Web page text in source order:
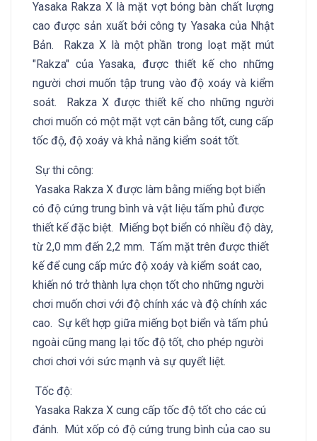
Yasaka Rakza X là mặt vợt bóng bàn chất lượng
cao được sản xuất bởi công ty Yasaka của Nhật
Bản. Rakza X là một phần trong loạt mặt mút
"Rakza" của Yasaka, được thiết kế cho những
người chơi muốn tập trung vào độ xoáy và kiểm
soát. Rakza X được thiết kế cho những người
chơi muốn có một mặt vợt cân bằng tốt, cung cấp
tốc độ, độ xoáy và khả năng kiểm soát tốt.
Sự thi công:
Yasaka Rakza X được làm bằng miếng bọt biển
có độ cứng trung bình và vật liệu tấm phủ được
thiết kế đặc biệt. Miếng bọt biển có nhiều độ dày,
từ 2,0 mm đến 2,2 mm. Tấm mặt trên được thiết
kế để cung cấp mức độ xoáy và kiểm soát cao,
khiến nó trở thành lựa chọn tốt cho những người
chơi muốn chơi với độ chính xác và độ chính xác
cao. Sự kết hợp giữa miếng bọt biển và tấm phủ
ngoài cũng mang lại tốc độ tốt, cho phép người
chơi chơi với sức mạnh và sự quyết liệt.
Tốc độ:
Yasaka Rakza X cung cấp tốc độ tốt cho các cú
đánh. Mút xốp có độ cứng trung bình của cao su